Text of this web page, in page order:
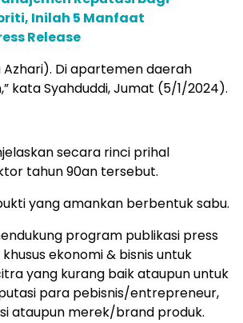
Inilah 5 Manfaat
Release
Azhari). Di apartemen daerah
kata Syahduddi, Jumat (5/1/2024).
secara rinci prihal
tahun 90an tersebut.
yang amankan berbentuk sabu.
program publikasi press
ekonomi & bisnis untuk
yang kurang baik ataupun untuk
para pebisnis/entrepreneur,
ataupun merek/brand produk.